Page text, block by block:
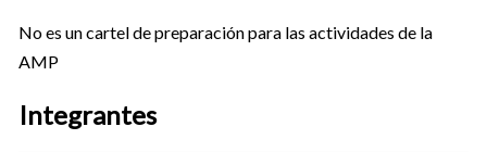
No es un cartel de preparación para las actividades de la
AMP
Integrantes